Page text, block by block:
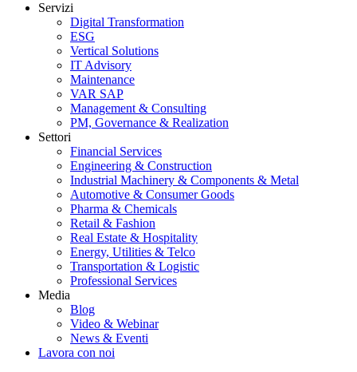
Servizi
Digital Transformation
ESG
Vertical Solutions
IT Advisory
Maintenance
VAR SAP
Management & Consulting
PM, Governance & Realization
Settori
Financial Services
Engineering & Construction
Industrial Machinery & Components & Metal
Automotive & Consumer Goods
Pharma & Chemicals
Retail & Fashion
Real Estate & Hospitality
Energy, Utilities & Telco
Transportation & Logistic
Professional Services
Media
Blog
Video & Webinar
News & Eventi
Lavora con noi